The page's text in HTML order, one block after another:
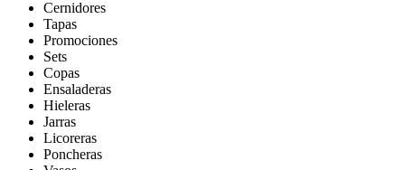
Cernidores
Tapas
Promociones
Sets
Copas
Ensaladeras
Hieleras
Jarras
Licoreras
Poncheras